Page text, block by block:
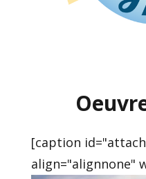
[caption
align="alignnone"